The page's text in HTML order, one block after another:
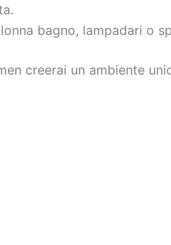
bagno, lampadari o
creerai un ambiente